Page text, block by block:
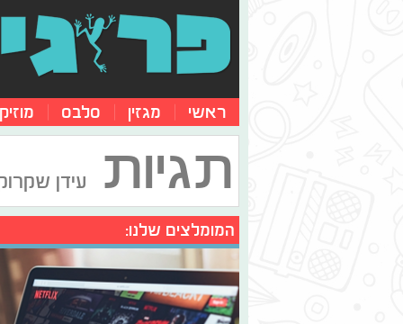
ראשי מגזין סלבס
תגיות עידן
המומלצים שלנו: